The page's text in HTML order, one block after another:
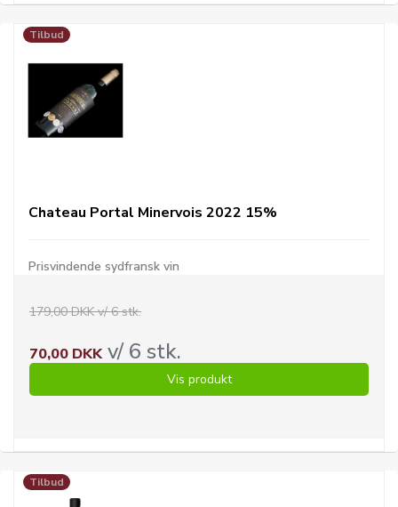
Tilbud
Chateau Portal Minervois 2022 15%
Prisvindende sydfransk vin
179,00 DKK v/ 6 stk.
70,00 DKKv/ 6 stk.
Vis produkt
Tilbud